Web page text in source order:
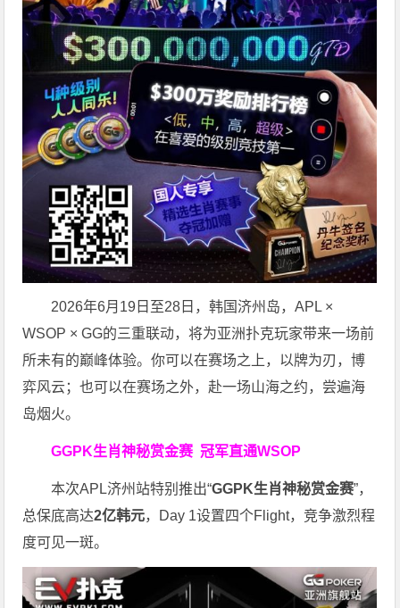
2026年6月19日至28日，韩国济州岛，APL ×
WSOP × GG的三重联动，将为亚洲扑克玩家带来一场前
所未有的巅峰体验。你可以在赛场之上，以牌为刃，博
弈风云；也可以在赛场之外，赴一场山海之约，尝遍海
岛烟火。
GGPK生肖神秘赏金赛冠军直通WSOP
本次APL济州站特别推出“GGPK生肖神秘赏金赛”，
总保底高达2亿韩元，Day 1设置四个Flight，竞争激烈程
度可见一斑。